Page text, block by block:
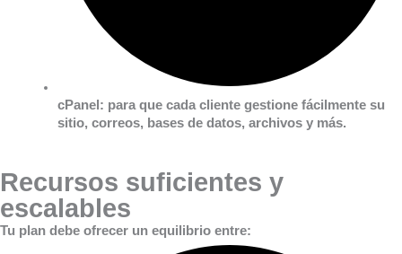
cPanel: para que cada cliente gestione fácilmente su
sitio, correos, bases de datos, archivos y más.
Recursos suficientes y
escalables
Tu plan debe ofrecer un equilibrio entre: